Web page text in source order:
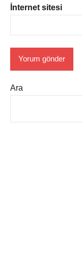
İnternet sitesi
Ara